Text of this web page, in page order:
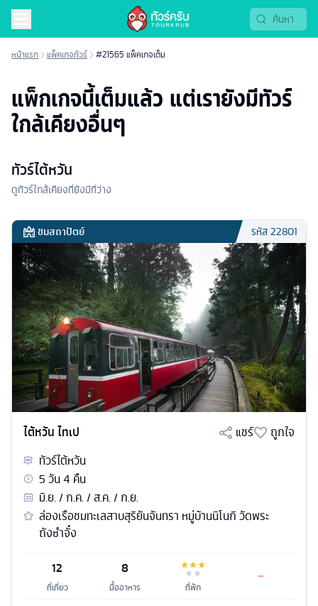
หน้าแรก แพ็คเกจทัวร์ #21565 แพ็คเกจเต็ม
แพ็กเกจนี้เต็มแล้ว แต่เรายังมีทัวร์
ใกล้เคียงอื่นๆ
ทัวร์ไต้หวัน
ดูทัวร์ใกล้เคียงที่ยังมีที่ว่าง
ชมสถาปัตย์ รหัส22801
ไต้หวัน ไทเป แชร์
ถูกใจ
ทัวร์ไต้หวัน
5วัน4 คืน
มิ.ย. / ก.ค. / ส.ค. / ก.ย.
ล่องเรือชมทะเลสาบสุริยันจันทรา หมู่บ้านนิโนกิ วัดพระ
ถังซำจั๋ง
12
ที่เที่ยว
8
มื้ออาหาร ที่พัก